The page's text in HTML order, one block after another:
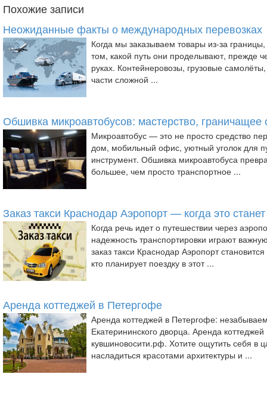
Похожие записи
Неожиданные факты о международных перевозках
Когда мы заказываем товары из-за
том, какой путь они проделывают, прежде
руках. Контейнеровозы, грузовые
части сложной ...
Обшивка микроавтобусов: мастерство, граничащее
Микроавтобус — это не просто средство
дом, мобильный офис, уютный уголок для
инструмент. Обшивка микроавтобуса
большее, чем просто транспортное ...
Заказ такси Краснодар Аэропорт — когда это
Когда речь идет о путешествии через
надежность транспортировки играют
заказ такси Краснодар Аэропорт
кто планирует поездку в этот ...
Аренда коттеджей в Петергофе
Аренда коттеджей в Петергофе:
Екатерининского дворца. Аренда
кувшиновосити.рф. Хотите ощутить себя в
насладиться красотами архитектуры и ...